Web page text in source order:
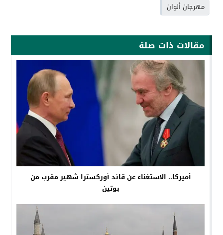
مهرجان ألوان
مقالات ذات صلة
أميركا.. الاستغناء عن قائد أوركسترا شهير مقرب من
بوتين